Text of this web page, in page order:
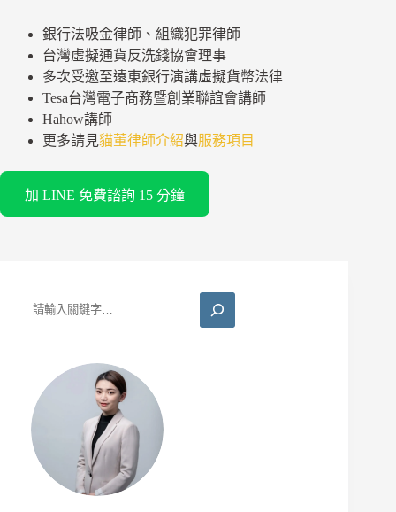
銀行法吸金律師、組織犯罪律師
台灣虛擬通貨反洗錢協會理事
多次受邀至遠東銀行演講虛擬貨幣法律
Tesa台灣電子商務暨創業聯誼會講師
Hahow講師
更多請見貓董律師介紹與服務項目
加 LINE 免費諮詢 15 分鐘
搜